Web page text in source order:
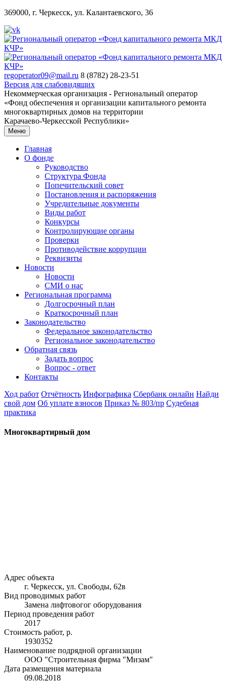
369000, г. Черкесск, ул. Калантаевского, 36
regoperator09@mail.ru 8 (8782) 28-23-51
Версия для слабовидящих
Некоммерческая организация - Региональный оператор
«Фонд обеспечения и организации капитального ремонта
многоквартирных домов на территории
Карачаево-Черкесской Республики»
Меню
Главная
О фонде
Руководство
Структура Фонда
Попечительский совет
Постановления и распоряжения
Учредительные документы
Виды работ
Конкурсы
Контролирующие органы
Проверки
Противодействие коррупции
Реквизиты
Новости
Новости
СМИ о нас
Региональная программа
Долгосрочный план
Краткосрочный план
Законодательство
Федеральное законодательство
Региональное законодательство
Обратная связь
Задать вопрос
Вопрос - ответ
Контакты
Ход работ Отчётность Инфографика Сбербанк онлайн Найди
свой дом Об уплате взносов Приказ № 803/пр Судебная
практика
Многоквартирный дом
Адрес объекта
г. Черкесск, ул. Свободы, 62в
Вид проводимых работ
Замена лифтовогог оборудования
Период проведения работ
2017
Стоимость работ, р.
1930352
Наименование подрядной организации
ООО "Строительная фирма "Мизам"
Дата размещения материала
09.08.2018